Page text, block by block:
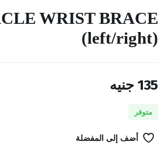
WRIST BRACE
(left/right)
135 جنيه
متوفر
أضف إلى المفضلة